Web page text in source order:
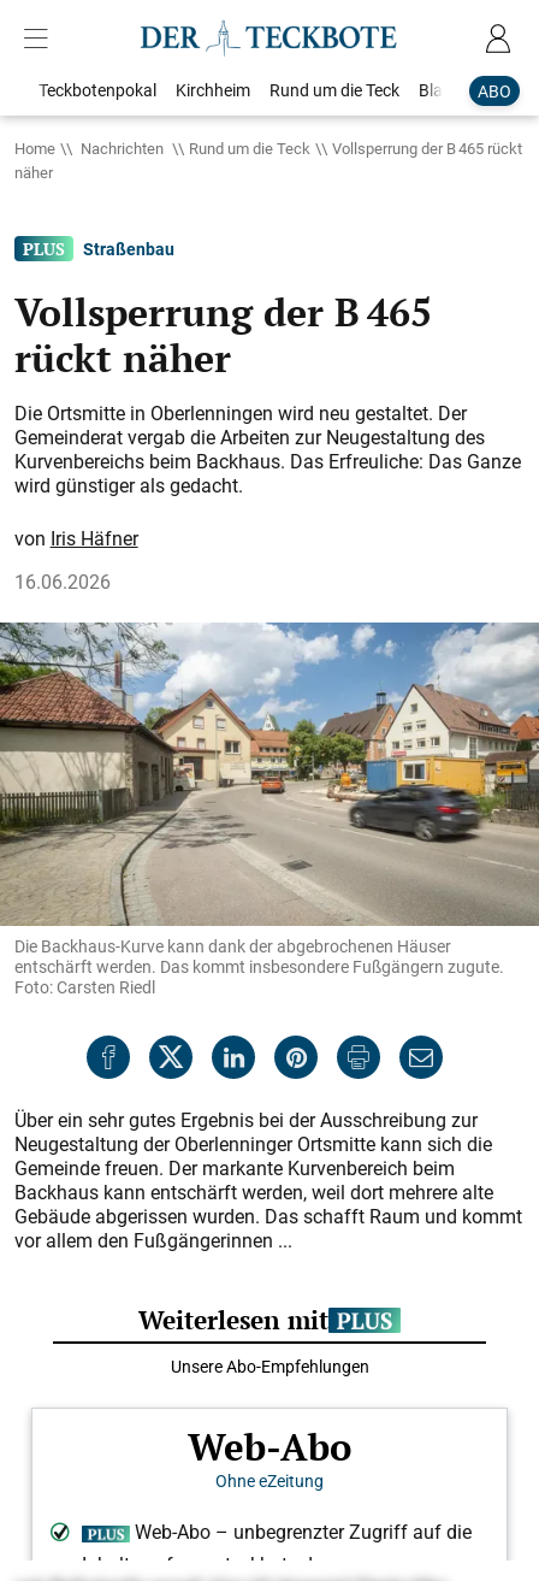
ABO
Teckbotenpokal Kirchheim Rund um die Teck Blaulicht
Home Nachrichten Rund um die Teck
Vollsperrung der B 465 rückt
näher
Straßenbau
Vollsperrung der B 465
rückt näher
Die Ortsmitte in Oberlenningen wird neu gestaltet. Der
Gemeinderat vergab die Arbeiten zur Neugestaltung des
Kurvenbereichs beim Backhaus. Das Erfreuliche: Das Ganze
wird günstiger als gedacht.
Iris Häfner
16.06.2026
Die Backhaus-Kurve kann dank der abgebrochenen Häuser
entschärft werden. Das kommt insbesondere Fußgängern zugute.
Foto: Carsten Riedl
Über ein sehr gutes Ergebnis bei der Ausschreibung zur
Neugestaltung der Oberlenninger Ortsmitte kann sich die
Gemeinde freuen. Der markante Kurvenbereich beim
Backhaus kann entschärft werden, weil dort mehrere alte
Gebäude abgerissen wurden. Das schafft Raum und kommt
vor allem den Fußgängerinnen ...